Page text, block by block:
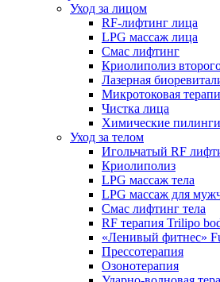
Уход за лицом
RF-лифтинг лица
LPG массаж лица
Смас лифтинг
Криолиполиз
Лазерная
Микротоковая
Чистка лица
Химические пилинги
Уход за телом
Игольчатый RF
Криолиполиз
LPG массаж тела
LPG массаж для
Смас лифтинг тела
RF терапия Trilipo
«Ленивый фитнес»
Прессотерапия
Озонотерапия